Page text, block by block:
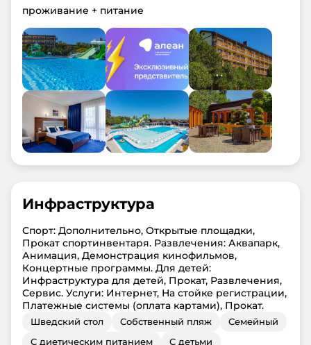
проживание + питание
Инфраструктура
Спорт: Дополнительно, Открытые площадки,
Прокат спортинвентаря. Развлечения: Аквапарк,
Анимация, Демонстрация кинофильмов,
Концертные программы. Для детей:
Инфраструктура для детей, Прокат, Развлечения,
Сервис. Услуги: Интернет, На стойке регистрации,
Платежные системы (оплата картами), Прокат.
Шведский стол Собственный пляж
Семейный
С диетическим питанием
С детьми